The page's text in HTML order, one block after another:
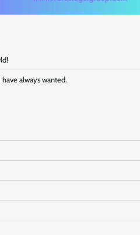
always wanted.